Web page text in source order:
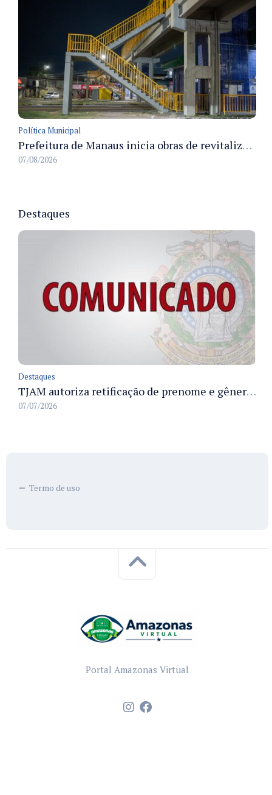
Política Municipal
Prefeitura de Manaus inicia obras de revitalização na passarela Max Teixeira para ampliar segurança e mobilidade urbana
07/08/2026
Destaques
Destaques
TJAM autoriza retificação de prenome e gênero em registros civis na Comarca de Benjamin Constant
07/07/2026
Termo de uso
Portal Amazonas Virtual